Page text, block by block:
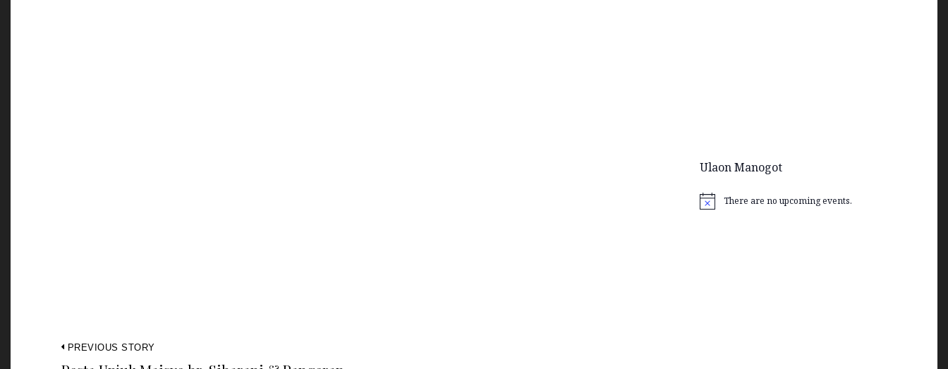
PREVIOUS STORY
Ulaon Manogot
Notice There are no upcoming events.